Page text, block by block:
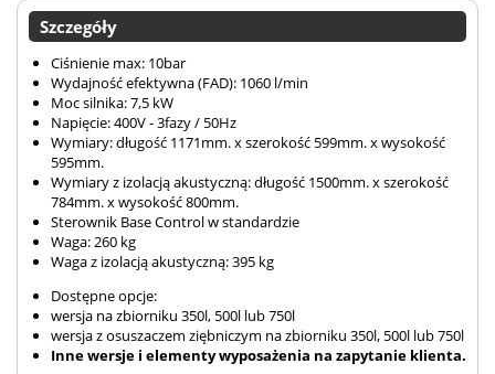
Szczegóły
Ciśnienie max: 10bar
Wydajność efektywna (FAD): 1060 l/min
Moc silnika: 7,5 kW
Napięcie: 400V - 3fazy / 50Hz
Wymiary: długość 1171mm. x szerokość 599mm. x wysokość
595mm.
Wymiary z izolacją akustyczną: długość 1500mm. x szerokość
784mm. x wysokość 800mm.
Sterownik Base Control w standardzie
Waga: 260 kg
Waga z izolacją akustyczną: 395 kg
Dostępne opcje:
wersja na zbiorniku 350l, 500l lub 750l
wersja z osuszaczem ziębniczym na zbiorniku 350l, 500l lub 750l
Inne wersje i elementy wyposażenia na zapytanie klienta.